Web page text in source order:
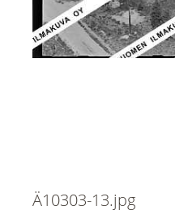
Ä10303-13.jpg